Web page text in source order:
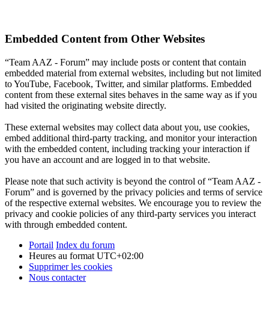
Embedded Content from Other Websites
“Team AAZ - Forum” may include posts or content that contain
embedded material from external websites, including but not limited
to YouTube, Facebook, Twitter, and similar platforms. Embedded
content from these external sites behaves in the same way as if you
had visited the originating website directly.
These external websites may collect data about you, use cookies,
embed additional third-party tracking, and monitor your interaction
with the embedded content, including tracking your interaction if
you have an account and are logged in to that website.
Please note that such activity is beyond the control of “Team AAZ -
Forum” and is governed by the privacy policies and terms of service
of the respective external websites. We encourage you to review the
privacy and cookie policies of any third-party services you interact
with through embedded content.
Portail Index du forum
Heures au format UTC+02:00
Supprimer les cookies
Nous contacter